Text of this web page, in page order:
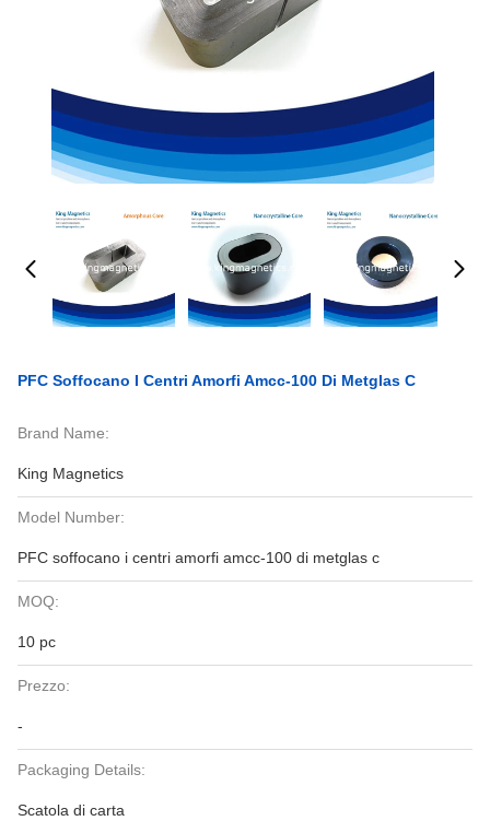
PFC Soffocano I Centri Amorfi Amcc-100 Di Metglas C
Brand Name:
King Magnetics
Model Number:
PFC soffocano i centri amorfi amcc-100 di metglas c
MOQ:
10 pc
Prezzo:
-
Packaging Details:
Scatola di carta